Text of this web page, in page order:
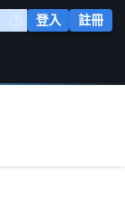
登入 註冊